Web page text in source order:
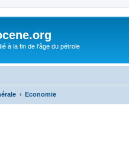
à la fin de l'âge du pétrole
Economie